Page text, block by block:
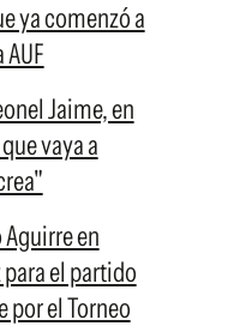
ya comenzó a
Jaime, en
vaya a
en
el partido
por el Torneo